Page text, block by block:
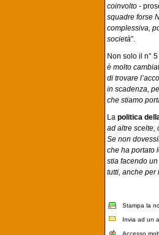
coinvolto -
squadre forse
complessiva,
società”.
Non solo il n°
è molto
di trovare
in scadenza,
che stiamo
La politica
ad altre scelte,
Se non
che ha portato
stia facendo
tutti, anche per
Stampa la
Invia ad un
Accesso